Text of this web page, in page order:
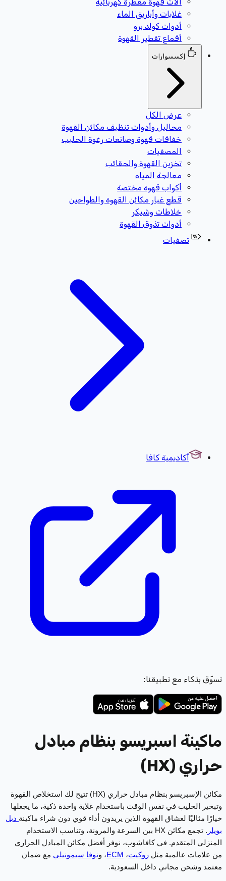
غلايات وأباريق الماء
أدوات كولد برو
أقماع تقطير القهوة
إكسسوارات
عرض الكل
محاليل وأدوات تنظيف مكائن القهوة
خفاقات قهوة وصانعات رغوة الحليب
المصفيات
تخزين القهوة والحقائب
معالجة المياه
أكواب قهوة مختصة
قطع غيار مكائن القهوة والطواحين
خلاطات وشيكر
أدوات تذوق القهوة
تصفيات
أكاديمية كافا
تسوّق بذكاء مع تطبيقنا:
ماكينة اسبريسو بنظام مبادل
حراري (HX)
مكائن الإسبريسو بنظام مبادل حراري (HX) تتيح لك استخلاص القهوة
وتبخير الحليب في نفس الوقت باستخدام غلاية واحدة ذكية، ما يجعلها
خيارًا مثاليًا لعشاق القهوة الذين يريدون أداء قوي دون شراء ماكينة دبل
بويلر
. تجمع مكائن HX بين السرعة والمرونة، وتناسب الاستخدام
المنزلي المتقدم. في كافاشوب، نوفر أفضل مكائن المبادل الحراري
من علامات عالمية مثل روكيت، ECM، ونوفا سيمونيلي مع ضمان
معتمد وشحن مجاني داخل السعودية.